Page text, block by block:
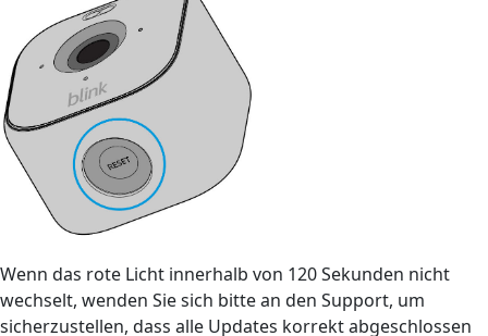
Wenn das rote Licht innerhalb von 120 Sekunden nicht
wechselt, wenden Sie sich bitte an den Support, um
sicherzustellen, dass alle Updates korrekt abgeschlossen